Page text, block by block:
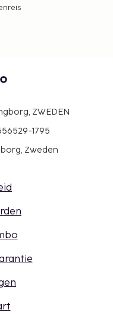
ZWEDEN
1795
Zweden